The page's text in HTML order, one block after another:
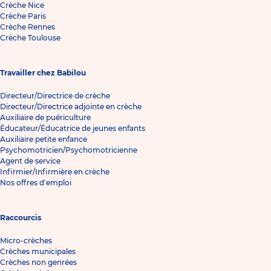
Crèche Nice
Crèche Paris
Crèche Rennes
Crèche Toulouse
Travailler chez Babilou
Directeur/Directrice de crèche
Directeur/Directrice adjointe en crèche
Auxiliaire de puériculture
Éducateur/Éducatrice de jeunes enfants
Auxiliaire petite enfance
Psychomotricien/Psychomotricienne
Agent de service
Infirmier/Infirmière en crèche
Nos offres d'emploi
Raccourcis
Micro-crèches
Crèches municipales
Crèches non genrées